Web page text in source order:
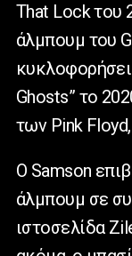
That Lock του
άλμπουμ του
Ghosts” το
των Pink Floyd,
Ο Samson
άλμπουμ σε
ιστοσελίδα